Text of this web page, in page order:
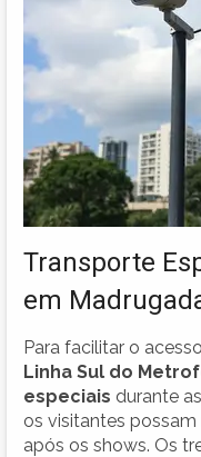
Transporte
em
Para facilitar o
Linha Sul do
especiais durante
os visitantes
após os shows. Os